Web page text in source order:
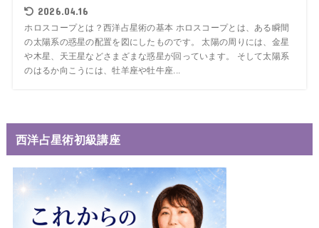
2026.04.16
ホロスコープとは？西洋占星術の基本 ホロスコープとは、ある瞬間
の太陽系の惑星の配置を図にしたものです。 太陽の周りには、金星
や木星、天王星などさまざまな惑星が回っています。 そして太陽系
のはるか向こうには、牡羊座や牡牛座...
西洋占星術初級講座